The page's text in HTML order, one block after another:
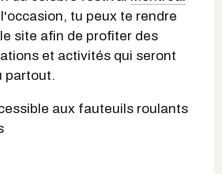
l'occasion, tu peux te rendre
site afin de profiter des
et activités qui seront
partout.
aux fauteuils roulants